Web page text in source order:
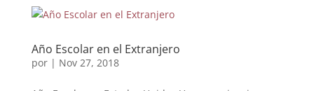
Año Escolar en el Extranjero
por | Nov 27, 2018